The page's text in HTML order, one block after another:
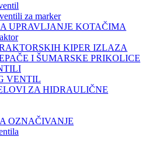
za marker
UPRAVLJANJE KOTAČIMA
KIPER IZLAZA
I ŠUMARSKE PRIKOLICE
VENTIL
ZA HIDRAULIČNE
OZNAČIVANJE